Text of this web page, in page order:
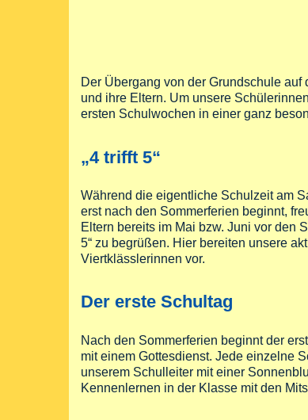
Der Übergang von der Grundschule
und ihre Eltern. Um unsere
ersten Schulwochen in einer ganz
„4 trifft 5“
Während die eigentliche Schulzeit am
erst nach den Sommerferien beginnt,
Eltern bereits im Mai bzw. Juni vor den
5“ zu begrüßen. Hier bereiten unsere
Viertklässlerinnen vor.
Der erste Schultag
Nach den Sommerferien beginnt der
mit einem Gottesdienst. Jede einzelne
unserem Schulleiter mit einer
Kennenlernen in der Klasse mit den